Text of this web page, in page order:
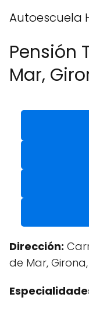
Autoescuela
Pensión
Mar,
Dirección:
de Mar,